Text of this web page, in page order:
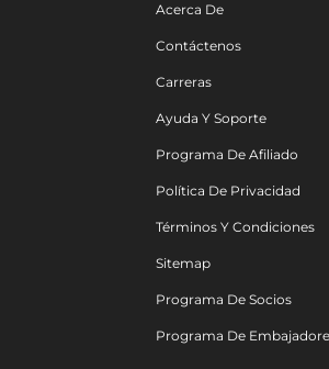
Acerca De
Contáctenos
Carreras
Ayuda Y Soporte
Programa De Afiliado
Política De Privacidad
Términos Y Condiciones
Sitemap
Programa De Socios
Programa De